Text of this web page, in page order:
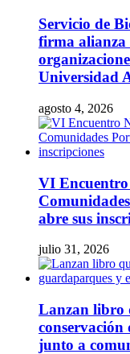
Servicio de
firma alianza
Universidad
agosto 4, 2026
VI Encuentro
abre sus
julio 31, 2026
Lanzan libro
junto a